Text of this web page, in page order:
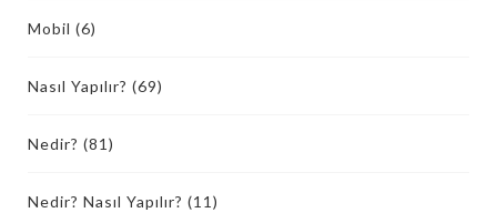
Mobil (6)
Nasıl Yapılır? (69)
Nedir? (81)
Nedir? Nasıl Yapılır? (11)